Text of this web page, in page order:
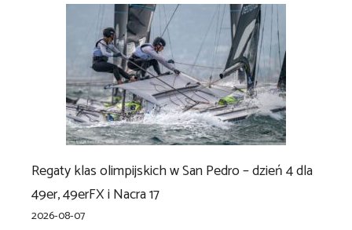
Regaty klas olimpijskich w San Pedro – dzień 4 dla
49er, 49erFX i Nacra 17
2026-08-07